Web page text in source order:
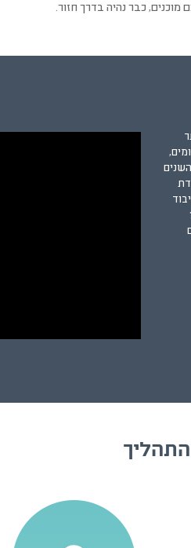
כבר נהיה בדרך חזור.
התהליך